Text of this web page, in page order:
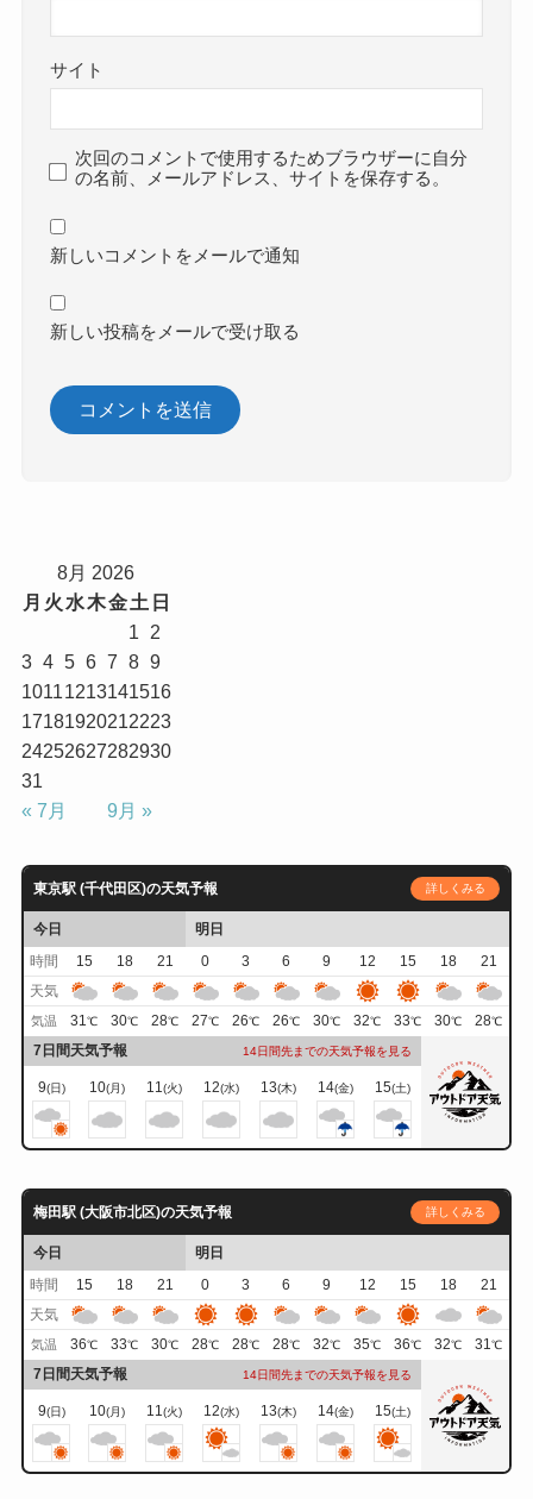
サイト
次回のコメントで使用するためブラウザーに自分
の名前、メールアドレス、サイトを保存する。
新しいコメントをメールで通知
新しい投稿をメールで受け取る
8月 2026
月 火 水木金土 日
1
2
3 4 5 6 7 8 9
10111213141516
17181920212223
24252627282930
31
« 7月
9月 »
東京駅 (千代田区)の天気予報 詳しくみる
今日
明日
時間
15 18 21 0 3 6 9 12 15 18
21
天気
気温 31℃ 30℃ 28℃ 27℃ 26℃ 26℃ 30℃ 32℃ 33℃ 30℃ 28℃
7日間天気予報 14日間先までの天気予報を見る
9(日) 10(月) 11 (火) 12(水) 13(木) 14(金) 15(土)
梅田駅 (大阪市北区)の天気予報 詳しくみる
今日
明日
時間
15 18 21 0 3 6 9 12 15 18
21
天気
気温 36℃ 33℃ 30℃ 28℃ 28℃ 28℃ 32℃ 35℃ 36℃ 32℃ 31℃
7日間天気予報 14日間先までの天気予報を見る
9(日) 10(月) 11(火) 12(水) 13(木) 14(金) 15(土)